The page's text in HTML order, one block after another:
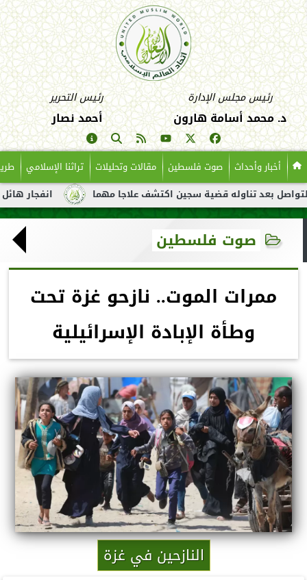
رئيس مجلس الإدارة
د. محمد أسامة هارون
رئيس التحرير
أحمد نصار
أخبار وأحداث صوت فلسطين مقالات وتحليلات تراثنا الإسلامي
انفجار هائل لناقلة تناوله قضية سجين اكتشف علاجا مهما
صوت فلسطين
ممرات الموت.. نازحو غزة تحت
وطأة الإبادة الإسرائيلية
النازحين في غزة